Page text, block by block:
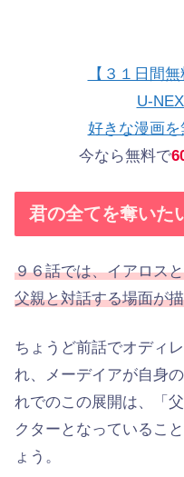
【３１日間
U-
好きな漫画
今なら無料で
君の全てを奪い
９６話では、イアロス
父親と対話する場面が
ちょうど前話でオディ
れ、メーデイアが自身
れでのこの展開は、「
クターとなっているこ
ょう。